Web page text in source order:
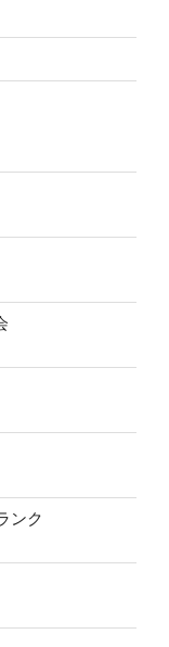
ンク